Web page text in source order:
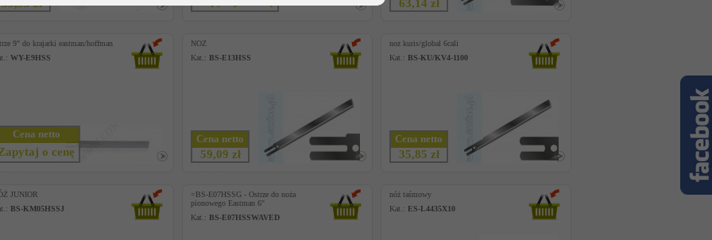
33,93 zł 63,14 zł
9" do krajarki eastman/hoffman
WY-E9HSS
Cena netto
o cenę
NOZ
Kat.: BS-E13HSS
Cena netto
59,09 zł
noz kuris/global 6cali
Kat.: BS-KU/KV4-1100
Cena netto
35,85 zł
JUNIOR
BS-KM05HSSJ
=BS-E07HSSG - Ostrze do noża
pionowego Eastman 6"
Kat.: BS-E07HSSWAVED
nóż taśmowy
Kat.: ES-L4435X10